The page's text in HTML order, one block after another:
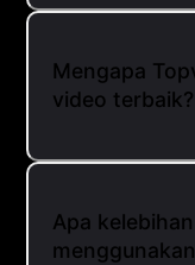
Mengapa
video terbaik?
Apa